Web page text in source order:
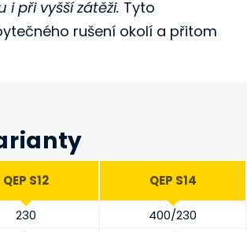
při vyšší zátěži. Tyto
rušení okolí a přitom
QEP S12 QEP S14
230
400/230